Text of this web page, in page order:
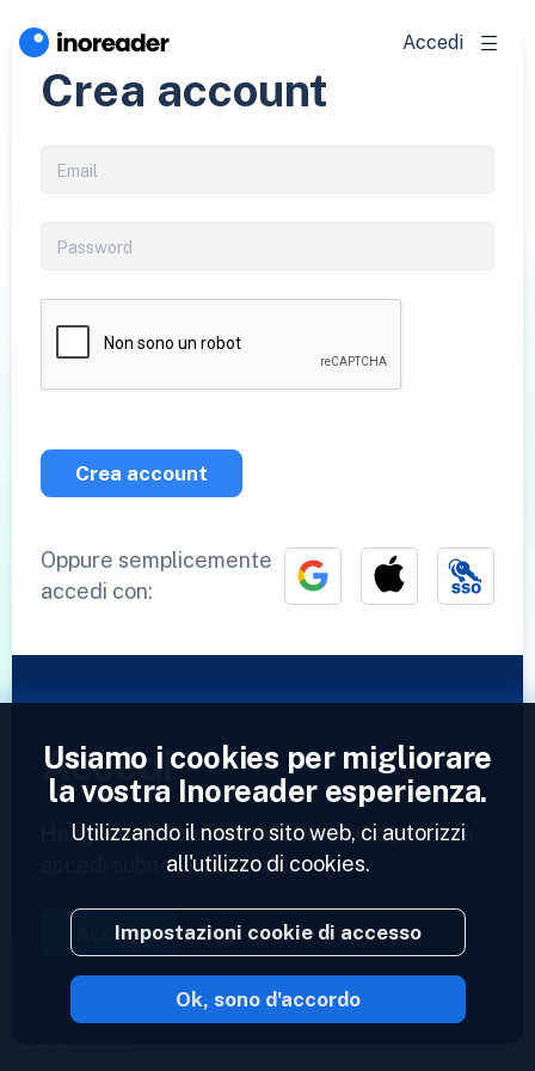
Accedi
Crea account
Crea account
Oppure semplicemente
accedi con:
Accedi
Hai già un account?Inserisci il tuo profilo e
accedi subito ai tuoi feed.
Accedi
2023 © Inoreader
Usiamo i cookies per migliorare
la vostra Inoreader esperienza.
Utilizzando il nostro sito web, ci autorizzi
all'utilizzo di cookies.
Impostazioni cookie di accesso
Ok, sono d'accordo